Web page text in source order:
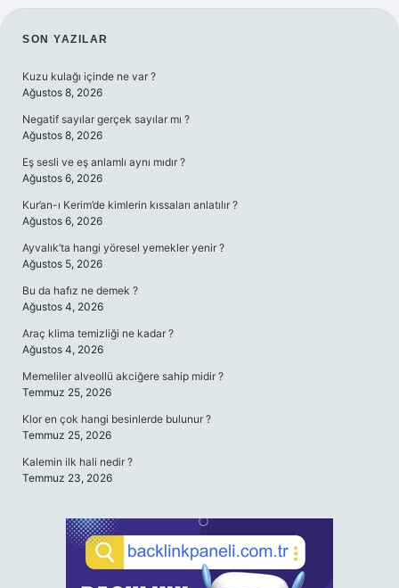
SIDEBAR
SON YAZILAR
Kuzu kulağı içinde ne var ?
Ağustos 8, 2026
Negatif sayılar gerçek sayılar mı ?
Ağustos 8, 2026
Eş sesli ve eş anlamlı aynı mıdır ?
Ağustos 6, 2026
Kur’an-ı Kerim’de kimlerin kıssaları anlatılır ?
Ağustos 6, 2026
Ayvalık’ta hangi yöresel yemekler yenir ?
Ağustos 5, 2026
Bu da hafız ne demek ?
Ağustos 4, 2026
Araç klima temizliği ne kadar ?
Ağustos 4, 2026
Memeliler alveollü akciğere sahip midir ?
Temmuz 25, 2026
Klor en çok hangi besinlerde bulunur ?
Temmuz 25, 2026
Kalemin ilk hali nedir ?
Temmuz 23, 2026